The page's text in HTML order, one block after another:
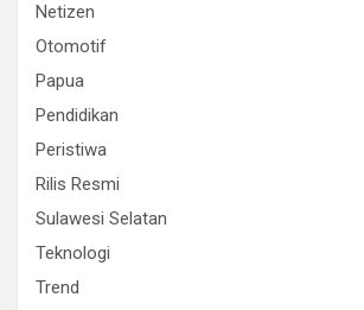
Netizen
Otomotif
Papua
Pendidikan
Peristiwa
Rilis Resmi
Sulawesi Selatan
Teknologi
Trend